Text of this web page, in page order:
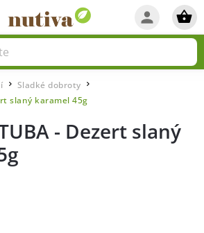
Sladké dobroty
slaný karamel 45g
- Dezert slaný